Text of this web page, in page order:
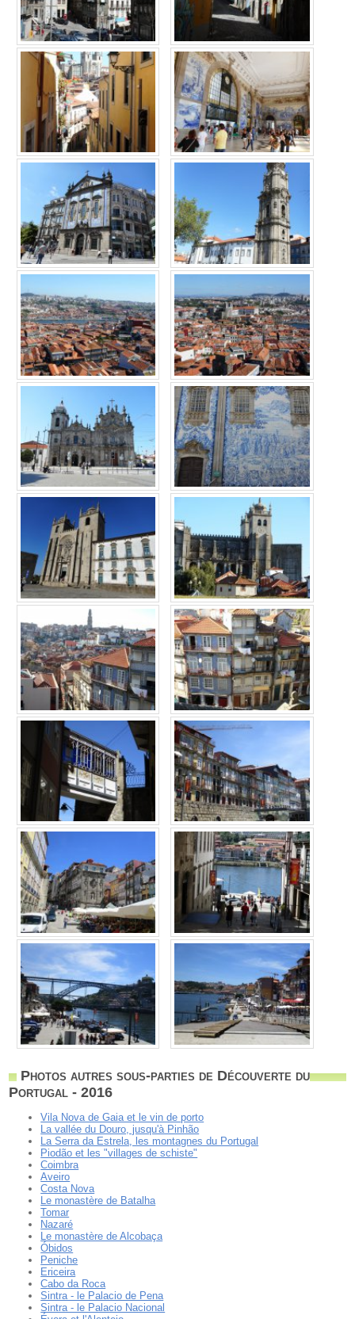
Photos autres sous-parties de Découverte du
Portugal - 2016
Vila Nova de Gaia et le vin de porto
La vallée du Douro, jusqu'à Pinhão
La Serra da Estrela, les montagnes du Portugal
Piodão et les "villages de schiste"
Coimbra
Aveiro
Costa Nova
Le monastère de Batalha
Tomar
Nazaré
Le monastère de Alcobaça
Óbidos
Peniche
Ericeira
Cabo da Roca
Sintra - le Palacio de Pena
Sintra - le Palacio Nacional